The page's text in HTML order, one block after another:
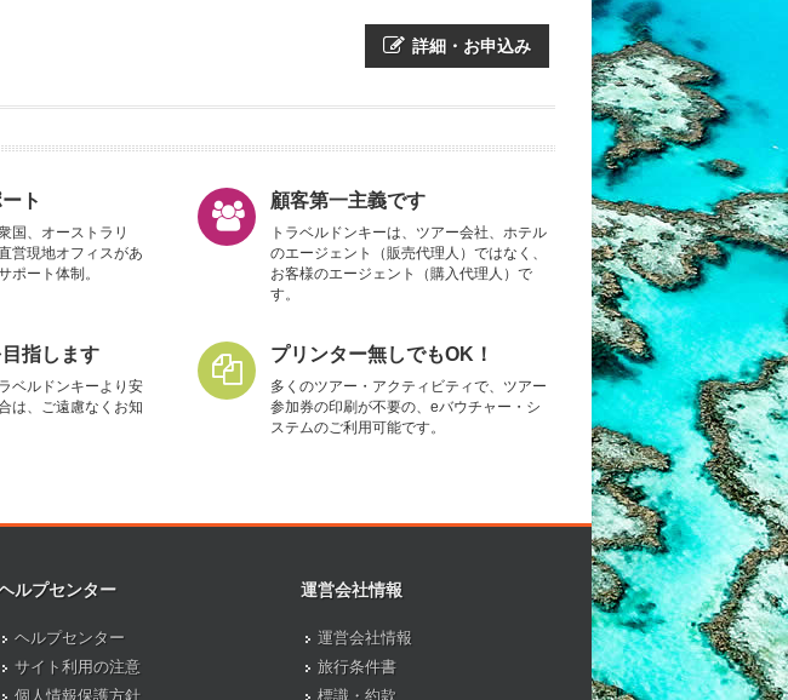
詳細・お申込み
ト
国、オーストラリ
営現地オフィスがあ
ポート体制。
顧客第一主義です
トラベルドンキーは、ツアー会社、ホテル
のエージェント（販売代理人）ではなく、
お客様のエージェント（購入代理人）で
す。
指します
ベルドンキーより安
は、ご遠慮なくお知
プリンター無しでもOK！
多くのツアー・アクティビティで、ツアー
参加券の印刷が不要の、eバウチャー・シ
ステムのご利用可能です。
ルプセンター
ヘルプセンター
サイト利用の注意
個人情報保護方針
運営会社情報
運営会社情報
旅行条件書
標識・約款